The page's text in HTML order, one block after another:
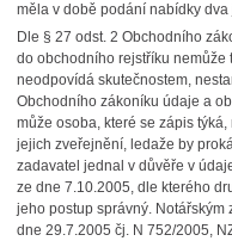
měla v době podání nabídky
Dle § 27 odst. 2 Obchodního
do obchodního rejstříku nemůže
neodpovídá skutečnostem,
Obchodního zákoníku údaje a
může osoba, které se zápis
jejich zveřejnění, ledaže by
zadavatel jednal v důvěře v
ze dne 7.10.2005, dle kterého
jeho postup správný. Notářským
dne 29.7.2005 čj. N 752/2005,